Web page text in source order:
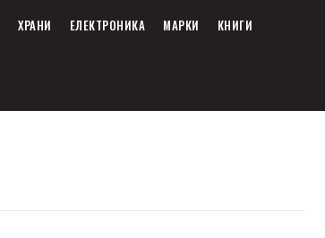
ХРАНИ ЕЛЕКТРОНИКА МАРКИ КНИГИ